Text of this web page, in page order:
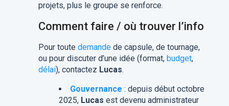
projets, plus le groupe se renforce.
Comment faire / où trouver l’info
Pour toute demandede capsule, de tournage,
ou pour discuter d’une idée (format, budget,
délai), contactez Lucas.
Gouvernance : depuis début octobre
2025, Lucas est devenu administrateur